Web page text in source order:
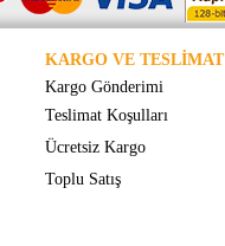
KARGO VE TESLİMAT
Kargo Gönderimi
Teslimat Koşulları
Ücretsiz Kargo
Toplu Satış